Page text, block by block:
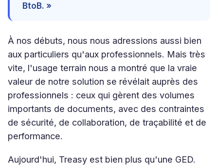
BtoB. »
À nos débuts, nous nous adressions aussi bien
aux particuliers qu'aux professionnels. Mais très
vite, l'usage terrain nous a montré que la vraie
valeur de notre solution se révélait auprès des
professionnels : ceux qui gèrent des volumes
importants de documents, avec des contraintes
de sécurité, de collaboration, de traçabilité et de
performance.
Aujourd'hui, Treasy est bien plus qu'une GED.